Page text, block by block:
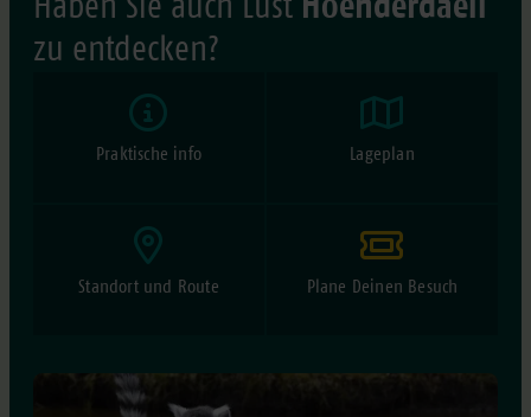
Haben Sie auch Lust
zu entdecken?
Praktische info Lageplan
Standort und Route Plane Deinen Besuch